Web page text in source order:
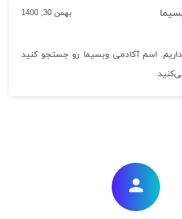
آکادمی وبسیما رو جستجو کنید